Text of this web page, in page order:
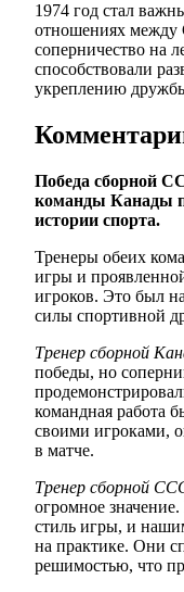
1974 год стал
отношениях
соперничество на
способствовали
укреплению
Победа сборной
команды Канады
истории спорта.
Тренеры обеих
игры и
игроков. Это был
силы спортивной
Тренер сборной
победы, но
командная работа
своими игроками,
в матче.
Тренер сборной
огромное
стиль игры, и
на практике. Они
решимостью, что